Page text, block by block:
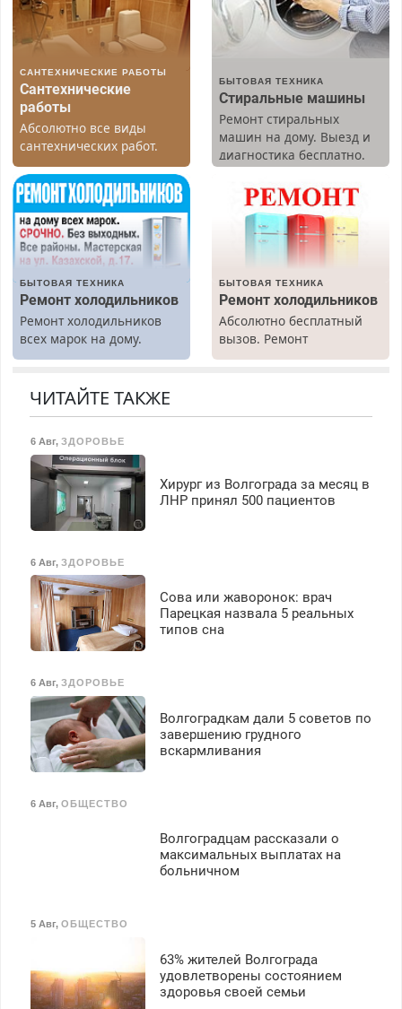
САНТЕХНИЧЕСКИЕ РАБОТЫ
Сантехнические
работы
Абсолютно все виды
сантехнических работ.
Быстро. Качественно.
Недорого.
БЫТОВАЯ ТЕХНИКА
Стиральные машины
Ремонт стиральных
машин на дому. Выезд и
диагностика бесплатно.
Предусмотрены скидки.
БЫТОВАЯ ТЕХНИКА
Ремонт холодильников
Ремонт холодильников
всех марок на дому.
БЫТОВАЯ ТЕХНИКА
Ремонт холодильников
Абсолютно бесплатный
вызов. Ремонт
холодильников всех
ЧИТАЙТЕ ТАКЖЕ
6 Авг, ЗДОРОВЬЕ
Хирург из Волгограда за месяц в
ЛНР принял 500 пациентов
6 Авг, ЗДОРОВЬЕ
Сова или жаворонок: врач
Парецкая назвала 5 реальных
типов сна
6 Авг, ЗДОРОВЬЕ
Волгоградкам дали 5 советов по
завершению грудного
вскармливания
6 Авг, ОБЩЕСТВО
Волгоградцам рассказали о
максимальных выплатах на
больничном
5 Авг, ОБЩЕСТВО
63% жителей Волгограда
удовлетворены состоянием
здоровья своей семьи